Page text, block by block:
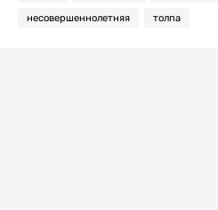
несовершеннолетняя толпа